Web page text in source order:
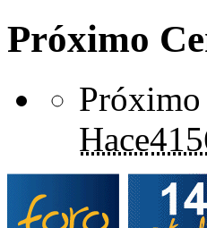
Próximo
Hace